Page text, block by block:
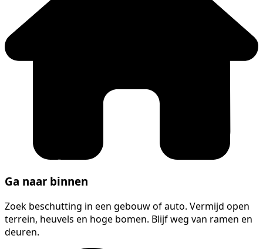
Ga naar binnen
Zoek beschutting in een gebouw of auto. Vermijd open
terrein, heuvels en hoge bomen. Blijf weg van ramen en
deuren.